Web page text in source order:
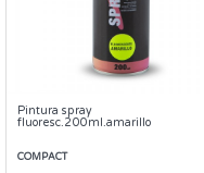
Pintura spray
fluoresc.200ml.amarillo
COMPACT